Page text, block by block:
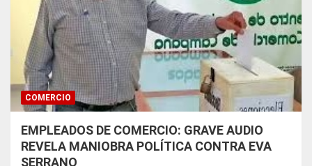
COMERCIO
EMPLEADOS DE COMERCIO: GRAVE AUDIO
REVELA MANIOBRA POLÍTICA CONTRA EVA
SERRANO